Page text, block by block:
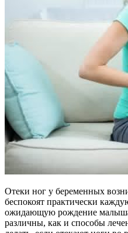
Отеки ног у беременных
беспокоят практически
ожидающую рождение
различны, как и способы